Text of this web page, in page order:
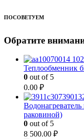
ПОСОВЕТУЕМ
Обратите
Теплообменник
0 out of 5
0.00 ₽
раковиной)
0 out of 5
8 500.00 ₽